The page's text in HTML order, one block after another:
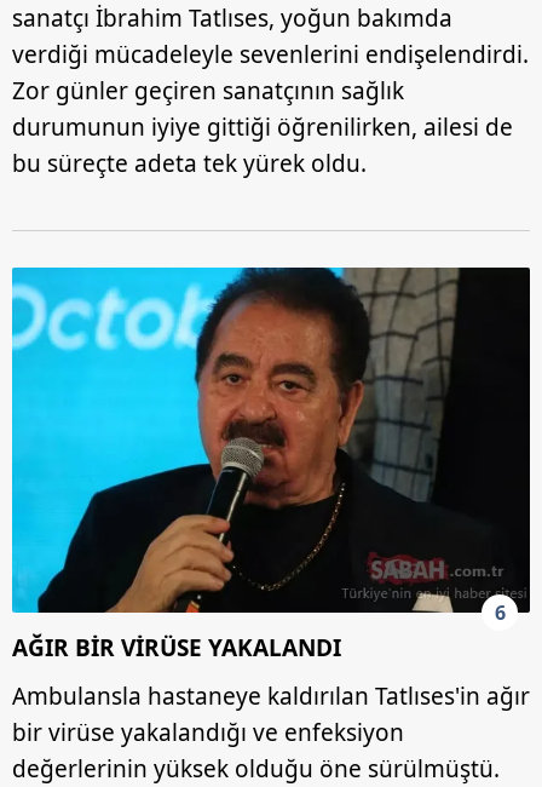
sanatçı İbrahim Tatlıses, yoğun bakımda
verdiği mücadeleyle sevenlerini endişelendirdi.
Zor günler geçiren sanatçının sağlık
durumunun iyiye gittiği öğrenilirken, ailesi de
bu süreçte adeta tek yürek oldu.
6
AĞIR BİR VİRÜSE YAKALANDI
Ambulansla hastaneye kaldırılan Tatlıses'in ağır
bir virüse yakalandığı ve enfeksiyon
değerlerinin yüksek olduğu öne sürülmüştü.